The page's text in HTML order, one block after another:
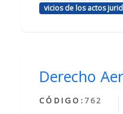
vicios de los actos
Derecho
CÓDIGO: 762